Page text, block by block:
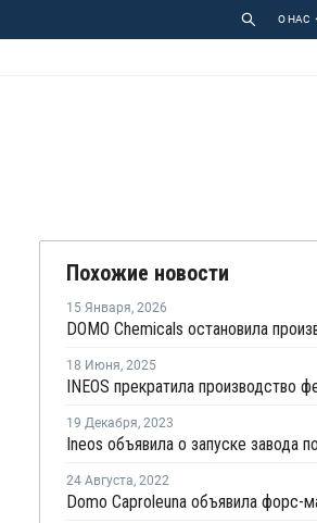
О НАС
Похожие новости
15 Января, 2026
18 Июня, 2025
19 Декабря, 2023
24 Августа, 2022